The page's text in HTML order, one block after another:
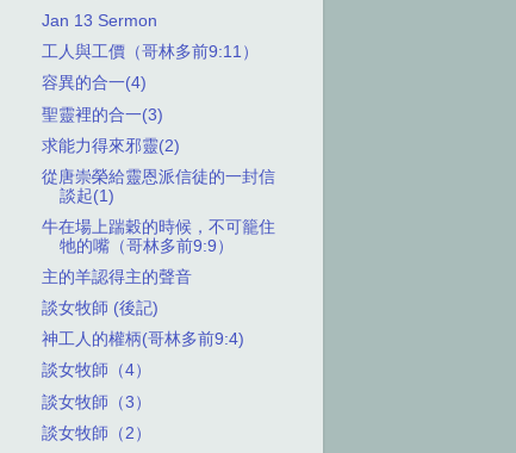
Jan 13 Sermon
工人與工價（哥林多前9:11）
容異的合一(4)
聖靈裡的合一(3)
求能力得來邪靈(2)
從唐崇榮給靈恩派信徒的一封信
談起(1)
牛在場上踹穀的時候，不可籠住
牠的嘴（哥林多前9:9）
主的羊認得主的聲音
談女牧師 (後記)
神工人的權柄(哥林多前9:4)
談女牧師（4）
談女牧師（3）
談女牧師（2）